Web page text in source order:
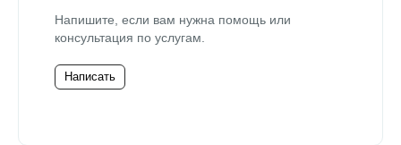
Напишите, если вам нужна помощь или
консультация по услугам.
Написать